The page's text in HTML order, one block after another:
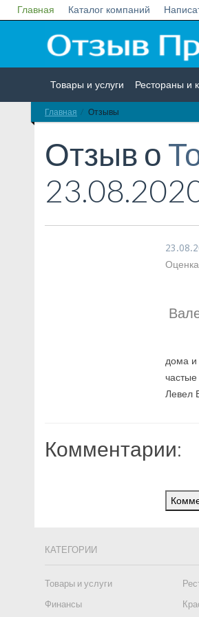
Главная Каталог компаний
Товары и услуги Рестораны и
Недвижимость
Главная Отзывы
Отзыв о
дома и
Левел
Комментарии:
КАТЕГОРИИ
Товары и услуги
Финансы